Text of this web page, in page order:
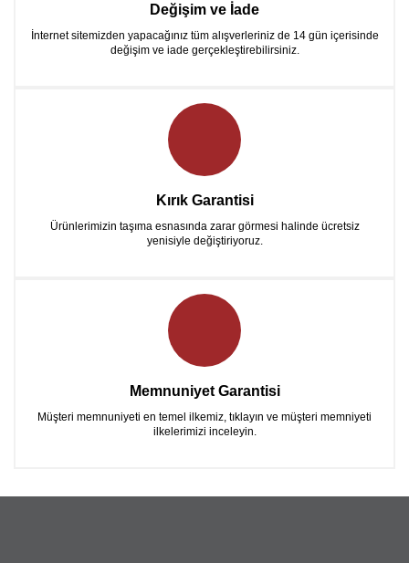
Değişim ve İade
İnternet sitemizden yapacağınız tüm alışverleriniz de 14 gün içerisinde
değişim ve iade gerçekleştirebilirsiniz.
Kırık Garantisi
Ürünlerimizin taşıma esnasında zarar görmesi halinde ücretsiz
yenisiyle değiştiriyoruz.
Memnuniyet Garantisi
Müşteri memnuniyeti en temel ilkemiz, tıklayın ve müşteri memniyeti
ilkelerimizi inceleyin.